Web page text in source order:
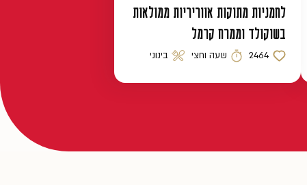
לחמניות מתוקות אווריריות ממולאות
בשוקולד וממרח קרמל
כמות לייקים
2464 זמן הכנהשעה וחצי רמת קושי
בינוני